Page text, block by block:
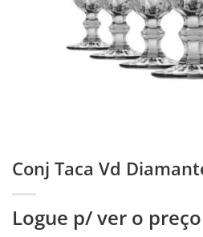
Conj Taca Vd
Logue p/ ver o preço